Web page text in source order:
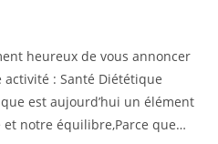
heureux de vous annoncer
activité : Santé Diététique
est aujourd’hui un élément
notre équilibre,Parce que…